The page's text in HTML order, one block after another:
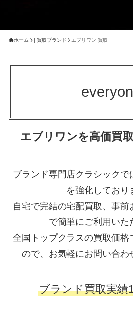
ホーム | 買取ブランド エブリワン 買取
エブリワンを高価買
ブランド専門店クラシックで
を強化しており
自宅で完結の宅配買取、事前
で簡単にご利用いた
全国トップクラスの買取価格
ので、お気軽にお問い合わ
ブランド買取実績